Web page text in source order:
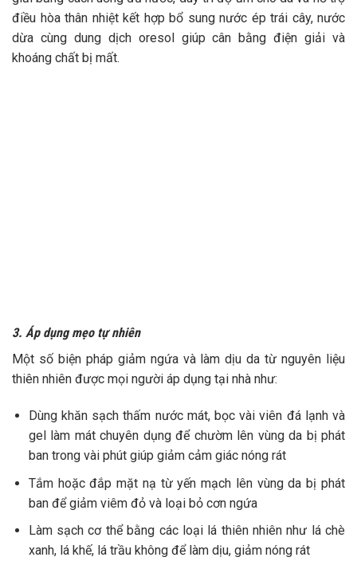
điều hòa thân nhiệt kết hợp bổ sung nước ép trái cây, nước
dừa cùng dung dịch oresol giúp cân bằng điện giải và
khoáng chất bị mất.
3. Áp dụng mẹo tự nhiên
Một số biện pháp giảm ngứa và làm dịu da từ nguyên liệu
thiên nhiên được mọi người áp dụng tại nhà như:
Dùng khăn sạch thấm nước mát, bọc vài viên đá lạnh và
gel làm mát chuyên dụng để chườm lên vùng da bị phát
ban trong vài phút giúp giảm cảm giác nóng rát
Tắm hoặc đắp mặt nạ từ yến mạch lên vùng da bị phát
ban để giảm viêm đỏ và loại bỏ cơn ngứa
Làm sạch cơ thể bằng các loại lá thiên nhiên như lá chè
xanh, lá khế, lá trầu không để làm dịu, giảm nóng rát